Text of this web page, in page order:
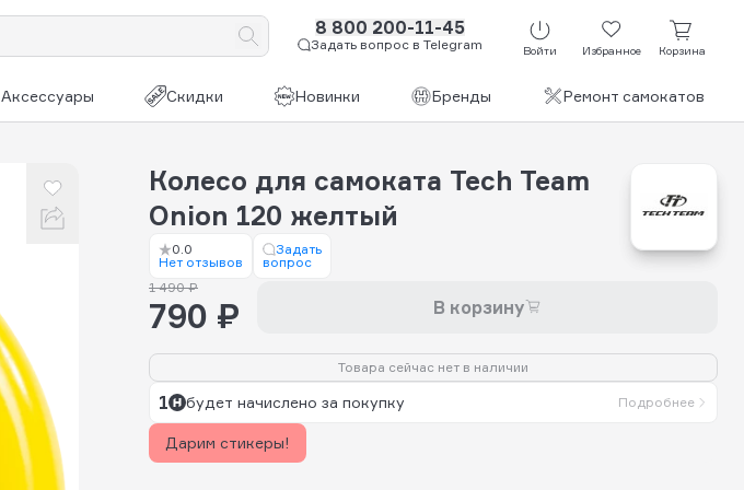
8 800 200-11-45
Задать вопрос в Telegram Войти Избранное Корзина
Аксессуары Скидки Новинки Бренды Ремонт самокатов
Колесо для самоката Tech Team
Onion 120 желтый
0.0
Нет отзывов
Задать
вопрос
1 490 ₽
790 ₽ В корзину
Товара сейчас нет в наличии
1 будет начислено за покупку Подробнее
Дарим стикеры!